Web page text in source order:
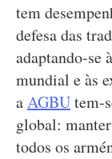
tem
defesa das
adaptando-se
mundial e às
aAGBUtem-
global:
todos os